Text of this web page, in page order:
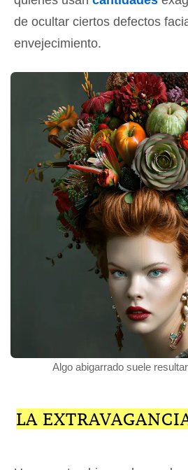
de ocultar ciertos defectos
envejecimiento.
Algo abigarrado suele
LA